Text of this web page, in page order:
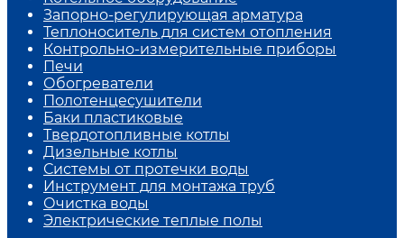
Запорно-регулирующая арматура
Теплоноситель для систем отопления
Контрольно-измерительные приборы
Печи
Обогреватели
Полотенцесушители
Баки пластиковые
Твердотопливные котлы
Дизельные котлы
Системы от протечки воды
Инструмент для монтажа труб
Очистка воды
Электрические теплые полы